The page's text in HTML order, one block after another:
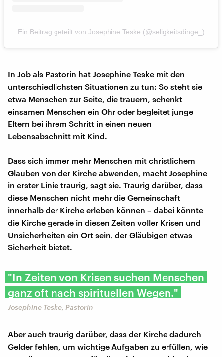
Ein Beitrag geteilt von Josephine Teske (@seligkeitsdinge_)
In Job als Pastorin hat Josephine Teske mit den
unterschiedlichsten Situationen zu tun: So steht sie
etwa Menschen zur Seite, die trauern, schenkt
einsamen Menschen ein Ohr oder begleitet junge
Eltern bei ihrem Schritt in einen neuen
Lebensabschnitt mit Kind.
Dass sich immer mehr Menschen mit christlichem
Glauben von der Kirche abwenden, macht Josephine
in erster Linie traurig, sagt sie. Traurig darüber, dass
diese Menschen nicht mehr die Gemeinschaft
innerhalb der Kirche erleben können – dabei könnte
die Kirche gerade in diesen Zeiten voller Krisen und
Unsicherheiten ein Ort sein, der Gläubigen etwas
Sicherheit bietet.
"In Zeiten von Krisen suchen Menschen
ganz oft nach spirituellen Wegen."
Josephine Teske, Pastorin
Aber auch traurig darüber, dass der Kirche dadurch
Gelder fehlen, um wichtige Aufgaben zu erfüllen, wie